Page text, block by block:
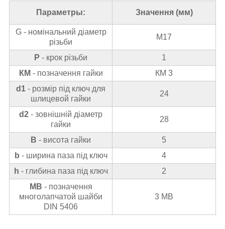
Параметры: Значення (мм)
G - номінальний діаметр
різьби
М17
Р - крок різьби
1
КМ - позначення гайки
КМ 3
d 1 - розмір під ключ для
шлицевой гайки
24
d2 - зовнішній діаметр
гайки
28
В - висота гайки
5
b - ширина паза під ключ
4
h - глибина паза під ключ
2
МВ - позначення
многолапчатой шайби
DIN 5406
3 MB